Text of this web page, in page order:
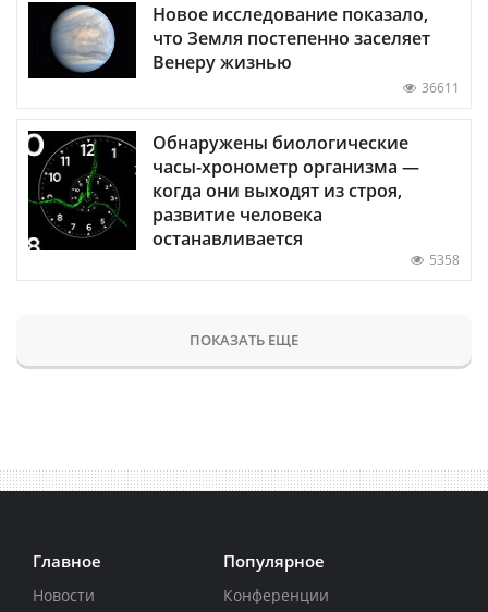
Новое исследование показало,
что Земля постепенно заселяет
Венеру жизнью
36611
Обнаружены биологические
часы-хронометр организма —
когда они выходят из строя,
развитие человека
останавливается
5358
ПОКАЗАТЬ ЕЩЕ
Главное
Новости
Популярное
Конференции